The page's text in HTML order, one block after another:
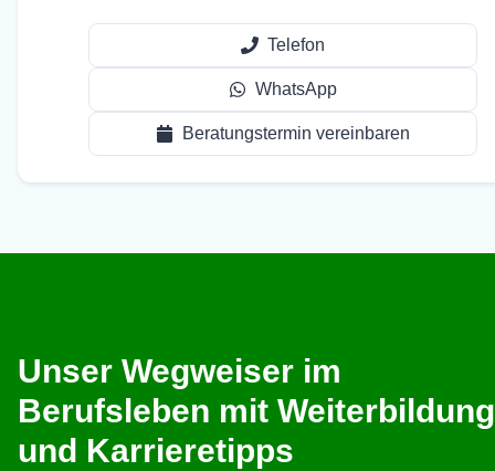
Telefon
WhatsApp
Beratungstermin vereinbaren
Unser Wegweiser im
Berufsleben mit Weiterbildung
und Karrieretipps